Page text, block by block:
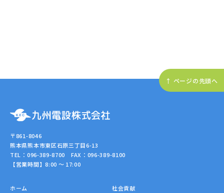
〒861-8046
熊本県熊本市東区石原三丁目6-13
TEL：096-389-8700 FAX：096-389-8100
【営業時間】8:00 ～ 17:00
ホーム 社会貢献
↑ ページの先頭へ